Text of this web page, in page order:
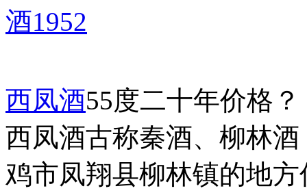
酒1952
西凤酒55度二十年价格？
西凤酒古称秦酒、柳林
鸡市凤翔县柳林镇的地